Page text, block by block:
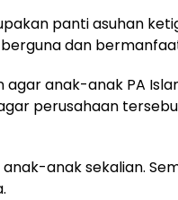
panti asuhan
dan
agar anak-anak PA
perusahaan
anak sekalian.